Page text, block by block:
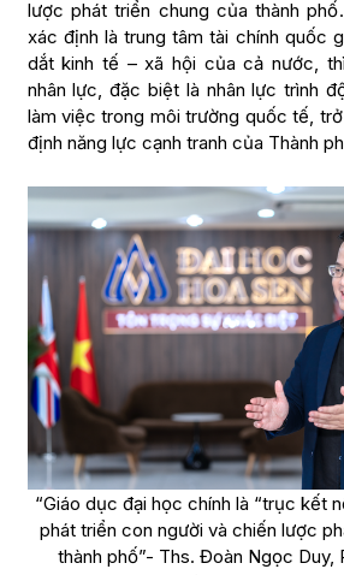
lược phát triển chung của thành
xác định là trung tâm tài chính quốc
dắt kinh tế – xã hội của cả nước,
nhân lực, đặc biệt là nhân lực trình
làm việc trong môi trường quốc tế,
định năng lực cạnh tranh của Thành
“Giáo dục đại học chính là “trục kết
phát triển con người và chiến lược
thành phố”- Ths. Đoàn Ngọc Duy,